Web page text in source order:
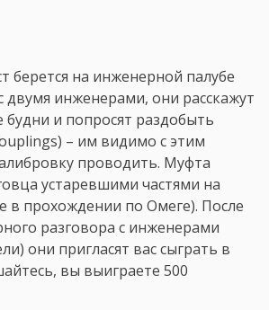
берется на инженерной палубе
двумя инженерами, они расскажут
будни и попросят раздобыть
– им видимо с этим
проводить. Муфта
устаревшими частями на
в прохождении по Омеге). После
разговора с инженерами
они пригласят вас сыграть в
вы выиграете 500